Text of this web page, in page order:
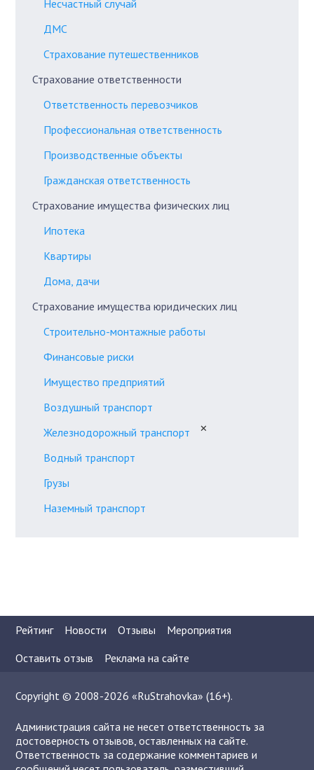
Несчастный случай
ДМС
Страхование путешественников
Страхование ответственности
Ответственность перевозчиков
Профессиональная ответственность
Производственные объекты
Гражданская ответственность
Страхование имущества физических лиц
Ипотека
Квартиры
Дома, дачи
Страхование имущества юридических лиц
Строительно-монтажные работы
Финансовые риски
Имущество предприятий
Воздушный транспорт
Железнодорожный транспорт
✕
Водный транспорт
Грузы
Наземный транспорт
Рейтинг Новости Отзывы
Мероприятия
Оставить отзыв
Реклама на сайте
Copyright © 2008-2026 «RuStrahovka» (16+).
Администрация сайта не несет ответственность за
достоверность отзывов, оставленных на сайте.
Ответственность за содержание комментариев и